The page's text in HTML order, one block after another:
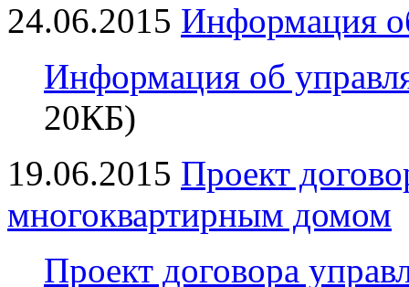
24.06.2015 Информация
Информация об
20КБ)
19.06.2015 Проект
многоквартирным домом
Проект договора